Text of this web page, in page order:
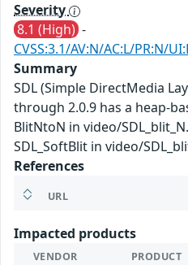
Severity
8.1 (High) -
CVSS:3.1/AV:N/AC:L/PR:N/
Summary
SDL (Simple DirectMedia
through 2.0.9 has a heap-
BlitNtoN in video/
SDL_SoftBlit in video/
References
URL
Impacted products
VENDOR PRODUCT